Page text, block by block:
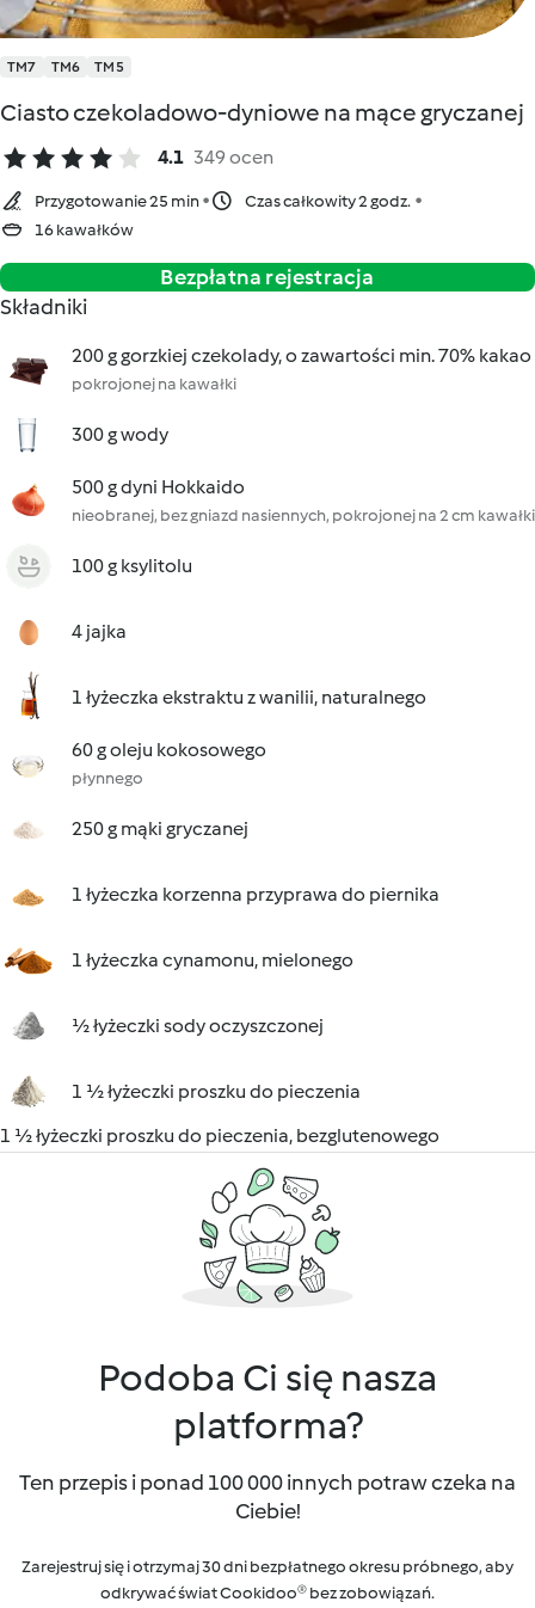
TM7 TM6 TM5
Ciasto czekoladowo-dyniowe na mące gryczanej
4.1 349 ocen
Przygotowanie 25 min
Czas całkowity 2 godz.
16 kawałków
Bezpłatna rejestracja
Składniki
200 g gorzkiej czekolady, o zawartości min. 70% kakao
pokrojonej na kawałki
300 g wody
500 g dyni Hokkaido
nieobranej, bez gniazd nasiennych, pokrojonej na 2 cm kawałki
100 g ksylitolu
4 jajka
1 łyżeczka ekstraktu z wanilii, naturalnego
60 g oleju kokosowego
płynnego
250 g mąki gryczanej
1 łyżeczka korzenna przyprawa do piernika
1 łyżeczka cynamonu, mielonego
½ łyżeczki sody oczyszczonej
1 ½ łyżeczki proszku do pieczenia
1 ½ łyżeczki proszku do pieczenia, bezglutenowego
Podoba Ci się nasza
platforma?
Ten przepis i ponad 100 000 innych potraw czeka na
Ciebie!
Zarejestruj się i otrzymaj 30 dni bezpłatnego okresu próbnego, aby
odkrywać świat Cookidoo® bez zobowiązań.